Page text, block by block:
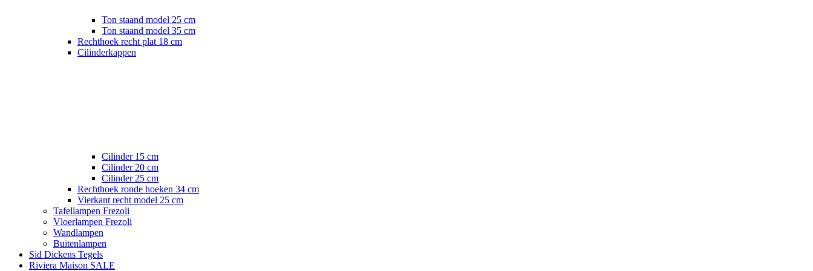
Ton staand model 25 cm
Ton staand model 35 cm
Rechthoek recht plat 18 cm
Cilinderkappen
Cilinder 15 cm
Cilinder 20 cm
Cilinder 25 cm
Rechthoek ronde hoeken 34 cm
Vierkant recht model 25 cm
Tafellampen Frezoli
Vloerlampen Frezoli
Wandlampen
Buitenlampen
Sid Dickens Tegels
Riviera Maison SALE